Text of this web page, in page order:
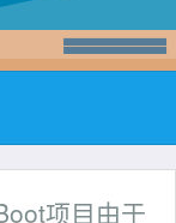
项目由于